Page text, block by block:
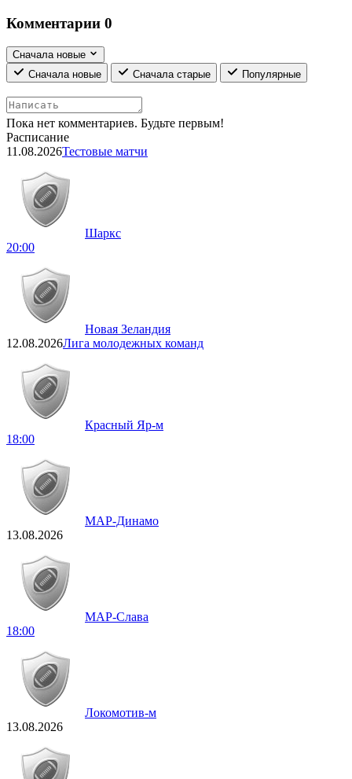
Комментарии 0
Сначала новые
Сначала новые
Сначала старые Популярные
Пока нет комментариев. Будьте первым!
Расписание
11.08.2026Тестовые матчи
Шаркс
20:00
Новая Зеландия
12.08.2026Лига молодежных команд
Красный Яр-м
18:00
МАР-Динамо
13.08.2026
МАР-Слава
18:00
Локомотив-м
13.08.2026